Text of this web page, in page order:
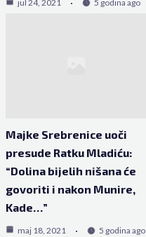
jul 24, 2021 5 godina ago
Majke Srebrenice uoči
presude Ratku Mladiću:
“Dolina bijelih nišana će
govoriti i nakon Munire,
Kade…”
maj 18, 2021 5 godina ago